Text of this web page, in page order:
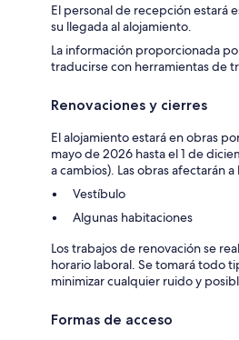
El personal de recepción estará
su llegada al alojamiento.
La información proporcionada
traducirse con herramientas de
Renovaciones y cierres
El alojamiento estará en obras
mayo de 2026 hasta el 1 de
a cambios). Las obras afectarán
Vestíbulo
Algunas habitaciones
Los trabajos de renovación se
horario laboral. Se tomará todo
minimizar cualquier ruido y
Formas de acceso